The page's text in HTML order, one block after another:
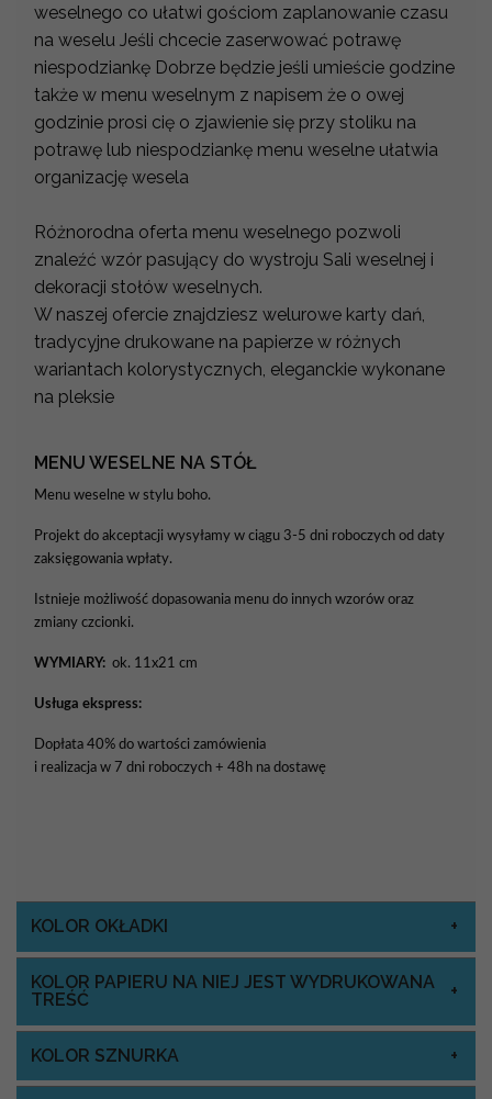
weselnego co ułatwi gościom zaplanowanie czasu
na weselu Jeśli chcecie zaserwować potrawę
niespodziankę Dobrze będzie jeśli umieście godzine
także w menu weselnym z napisem że o owej
godzinie prosi cię o zjawienie się przy stoliku na
potrawę lub niespodziankę menu weselne ułatwia
organizację wesela
Różnorodna oferta menu weselnego pozwoli
znaleźć wzór pasujący do wystroju Sali weselnej i
dekoracji stołów weselnych.
W naszej ofercie znajdziesz welurowe karty dań,
tradycyjne drukowane na papierze w różnych
wariantach kolorystycznych, eleganckie wykonane
na pleksie
MENU WESELNE NA STÓŁ
Menu weselne w stylu boho.
Projekt do akceptacji wysyłamy w ciągu 3-5 dni roboczych od daty
zaksięgowania wpłaty.
Istnieje możliwość dopasowania menu do innych wzorów oraz
zmiany czcionki.
WYMIARY: ok. 11x21 cm
Usługa ekspress:
Dopłata 40% do wartości zamówienia
i realizacja w 7 dni roboczych + 48h na dostawę
KOLOR OKŁADKI
KOLOR PAPIERU NA NIEJ JEST WYDRUKOWANA
TREŚĆ
KOLOR SZNURKA